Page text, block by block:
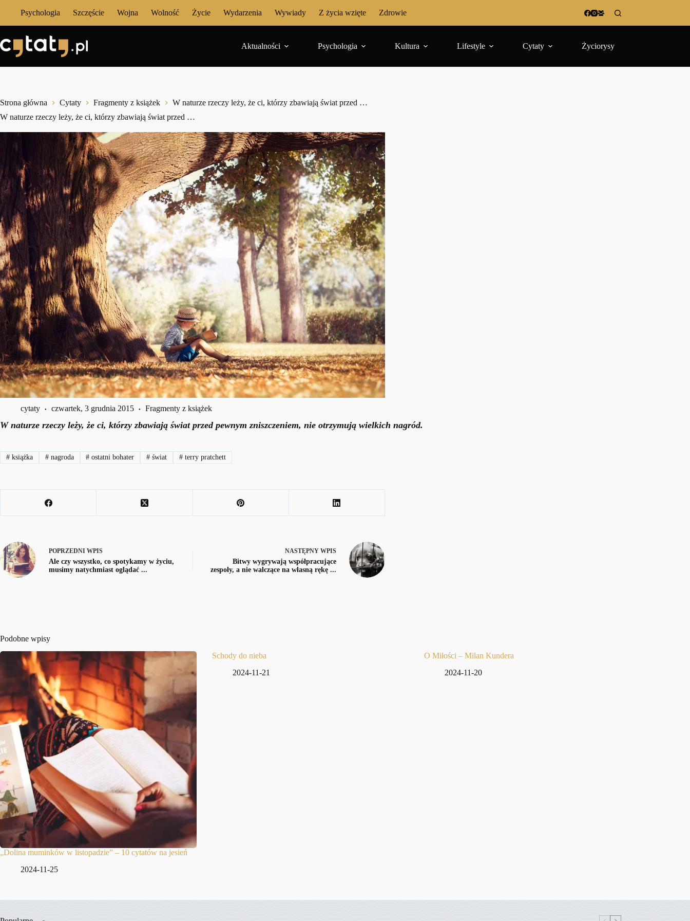
Psychologia Szczęście Wojna Wolność Życie Wydarzenia Wywiady Z życia wzięte Zdrowie
Aktualności Psychologia Kultura Lifestyle Cytaty Życiorysy
Strona główna Cytaty Fragmenty z książek
W naturze rzeczy leży, że ci, którzy zbawiają świat przed …
W naturze rzeczy leży, że ci, którzy zbawiają świat przed …
cytaty czwartek, 3 grudnia 2015 Fragmenty z książek
W naturze rzeczy leży, że ci, którzy zbawiają świat przed pewnym zniszczeniem, nie otrzymują wielkich nagród.
#książka #nagroda # ostatni bohater # świat # terry pratchett
POPRZEDNI WPIS
Ale czy wszystko, co spotykamy w życiu,
musimy natychmiast oglądać ...
NASTĘPNY WPIS
Bitwy wygrywają współpracujące
zespoły, a nie walczące na własną rękę ...
Podobne wpisy
„Dolina muminków w listopadzie” – 10 cytatów na jesień
2024-11-25
Schody do nieba
2024-11-21
O Miłości – Milan Kundera
2024-11-20